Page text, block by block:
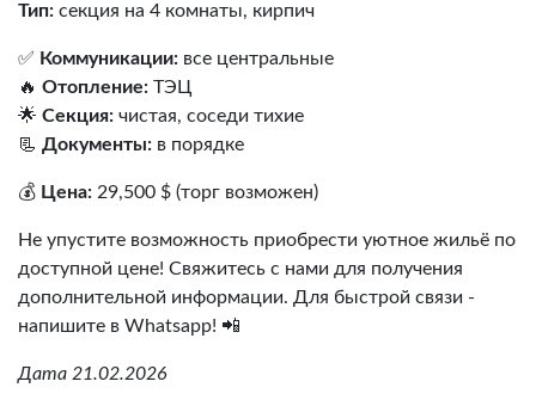
Тип: секция на 4 комнаты, кирпич
✅ Коммуникации: все центральные
🔥 Отопление: ТЭЦ
🌟 Секция: чистая, соседи тихие
📃 Документы: в порядке
💰 Цена: 29,500 $ (торг возможен)
Не упустите возможность приобрести уютное жильё по
доступной цене! Свяжитесь с нами для получения
дополнительной информации. Для быстрой связи -
напишите в Whatsapp! 📲
Дата 21.02.2026